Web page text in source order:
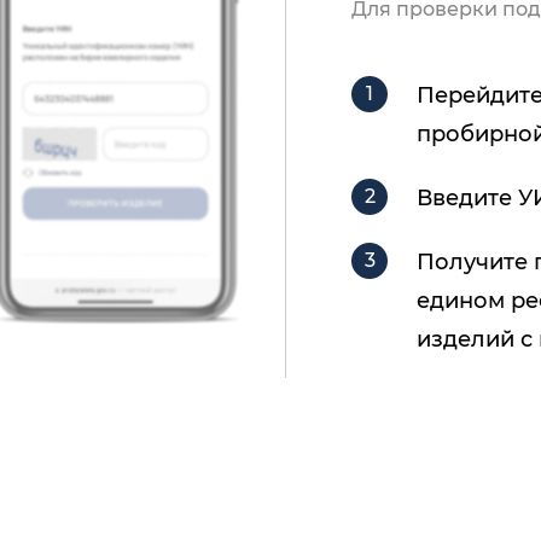
Для проверки
Введите
Получите
едином
изделий с